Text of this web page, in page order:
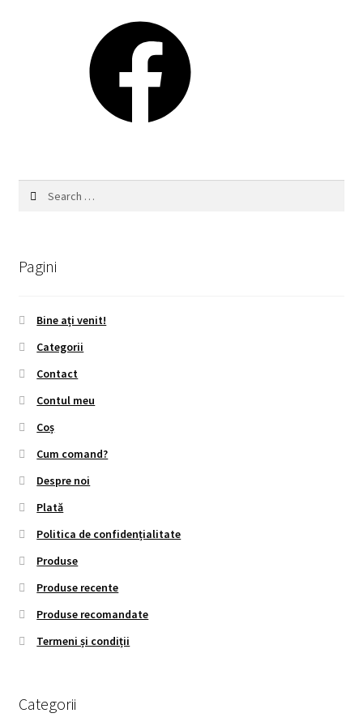
Pagini
Bine ați venit!
Categorii
Contact
Contul meu
Coș
Cum comand?
Despre noi
Plată
Politica de confidențialitate
Produse
Produse recente
Produse recomandate
Termeni și condiții
Categorii